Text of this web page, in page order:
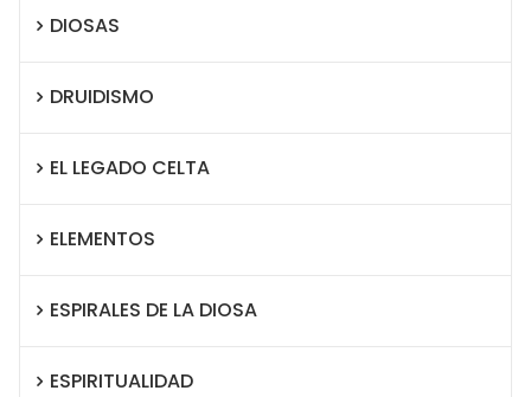
DIOSAS
DRUIDISMO
EL LEGADO CELTA
ELEMENTOS
ESPIRALES DE LA DIOSA
ESPIRITUALIDAD